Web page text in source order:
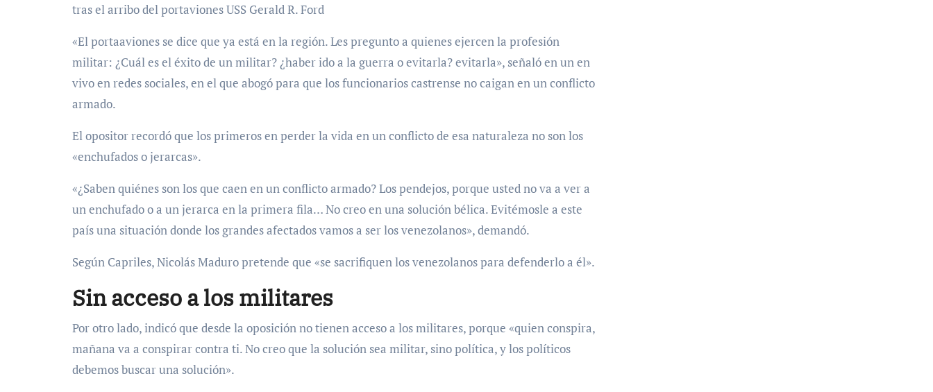
tras el arribo del portaviones USS Gerald R. Ford
«El portaaviones se dice que ya está en la región. Les pregunto a quienes ejercen la profesión
militar: ¿Cuál es el éxito de un militar? ¿haber ido a la guerra o evitarla? evitarla», señaló en un en
vivo en redes sociales, en el que abogó para que los funcionarios castrense no caigan en un conflicto
armado.
El opositor recordó que los primeros en perder la vida en un conflicto de esa naturaleza no son los
«enchufados o jerarcas».
«¿Saben quiénes son los que caen en un conflicto armado? Los pendejos, porque usted no va a ver a
un enchufado o a un jerarca en la primera fila… No creo en una solución bélica. Evitémosle a este
país una situación donde los grandes afectados vamos a ser los venezolanos», demandó.
Según Capriles, Nicolás Maduro pretende que «se sacrifiquen los venezolanos para defenderlo a él».
Sin acceso a los militares
Por otro lado, indicó que desde la oposición no tienen acceso a los militares, porque «quien conspira,
mañana va a conspirar contra ti. No creo que la solución sea militar, sino política, y los políticos
debemos buscar una solución».